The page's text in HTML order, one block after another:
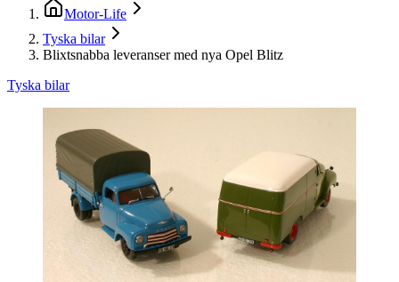
Motor-Life
Tyska bilar
Blixtsnabba leveranser med nya Opel Blitz
Tyska bilar